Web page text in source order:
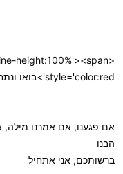
height:100%'><span
style='color:red'>בואו ונתחיל מהלב לבקש סליחה
אם פגענו, אם אמרנו מילה,
הבנו
ברשותכם, אני אתחיל